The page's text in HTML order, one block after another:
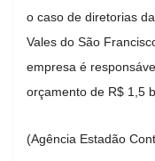
o caso de diretorias
Vales do São
empresa é
orçamento de R$ 1,5
(Agência Estadão